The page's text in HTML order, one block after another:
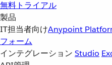
無料トライアル
製品
IT担当者向けAnypoint
フォーム
インテグレーション Studio